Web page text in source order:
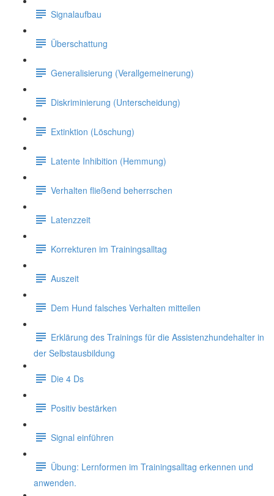
Signalaufbau
Überschattung
Generalisierung (Verallgemeinerung)
Diskriminierung (Unterscheidung)
Extinktion (Löschung)
Latente Inhibition (Hemmung)
Verhalten fließend beherrschen
Latenzzeit
Korrekturen im Trainingsalltag
Auszeit
Dem Hund falsches Verhalten mitteilen
Erklärung des Trainings für die Assistenzhundehalter in
der Selbstausbildung
Die 4 Ds
Positiv bestärken
Signal einführen
Übung: Lernformen im Trainingsalltag erkennen und
anwenden.